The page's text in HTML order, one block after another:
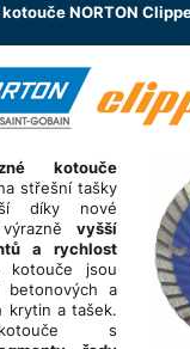
NORTON
kotouče
střešní tašky
díky nové
vyšší
a rychlost
kotouče jsou
a
krytin a tašek.
kotouče s